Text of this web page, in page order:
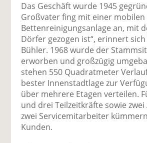
Das Geschäft wurde 1945
Großvater fing mit einer mobilen
Bettenreinigungsanlage an, mit
Dörfer gezogen ist“, erinnert
Bühler. 1968 wurde der
erworben und großzügig
stehen 550 Quadratmeter
bester Innenstadtlage zur
über mehrere Etagen verteilen.
und drei Teilzeitkräfte sowie zwei
zwei Servicemitarbeiter
Kunden.